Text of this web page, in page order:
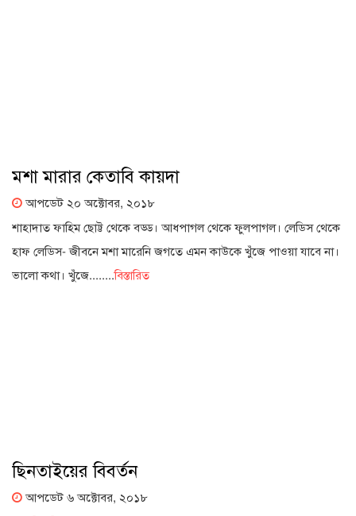
মশা মারার কেতাবি কায়দা
আপডেট ২০ অক্টোবর, ২০১৮
শাহাদাত ফাহিম ছোট্ট থেকে বড্ড। আধপাগল থেকে ফুলপাগল। লেডিস থেকে
হাফ লেডিস- জীবনে মশা মারেনি জগতে এমন কাউকে খুঁজে পাওয়া যাবে না।
ভালো কথা। খুঁজে........বিস্তারিত
ছিনতাইয়ের বিবর্তন
আপডেট ৬ অক্টোবর, ২০১৮